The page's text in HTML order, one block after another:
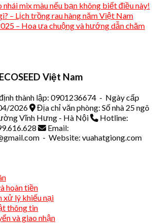
mix màu nếu bạn không biết điều này!
– Lịch trồng rau hàng năm Việt Nam
– Hoa ưa chuộng và hướng dẫn chăm
Việt Nam
thành lập: 0901236674 - Ngày cấp
2026
Địa chỉ văn phòng: Số nhà 25 ngõ
Vĩnh Hưng - Hà Nội
Hotline:
Email:
- Website: vuahatgiong.com
hoàn tiền
xử lý khiếu nại
thông tin
và giao nhận